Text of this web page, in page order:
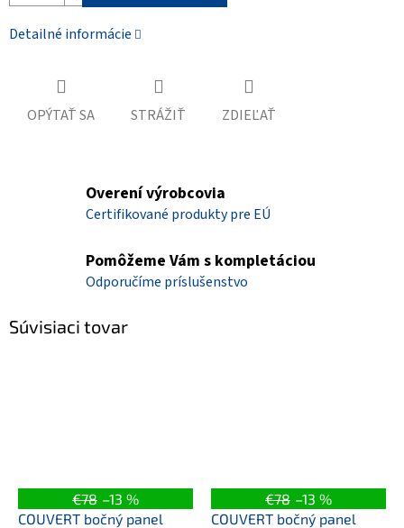
Detailné informácie
OPÝTAŤ SA STRÁŽIŤ ZDIEĽAŤ
Overení výrobcovia
Certifikované produkty pre EÚ
Pomôžeme Vám s kompletáciou
Odporučíme príslušenstvo
Súvisiaci tovar
€78 –13 %
COUVERT bočný panel
€78 –13 %
COUVERT bočný panel